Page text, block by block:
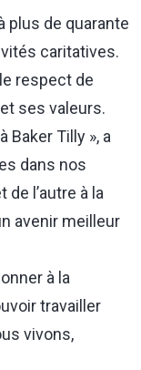
plus de quarante
caritatives.
respect de
ses valeurs.
Baker Tilly », a
dans nos
l’autre à la
avenir meilleur
à la
travailler
vivons,